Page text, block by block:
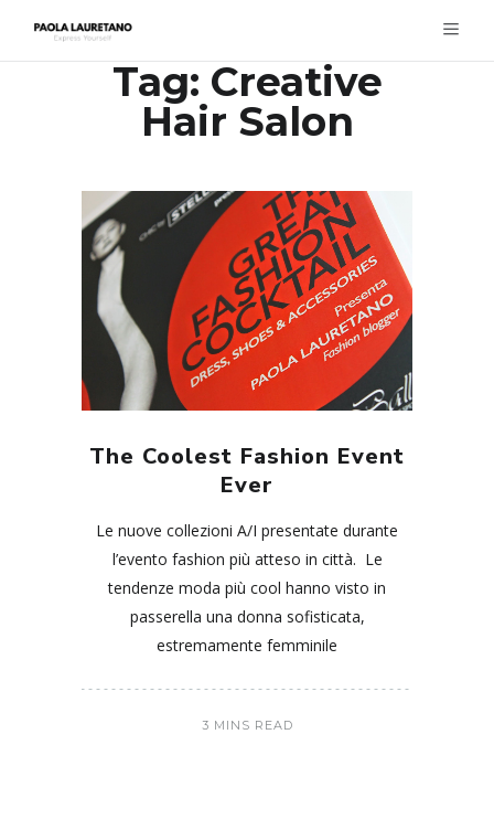
Tag: Creative
Hair Salon
The Coolest Fashion Event
Ever
Le nuove collezioni A/I presentate durante
l’evento fashion più atteso in città. Le
tendenze moda più cool hanno visto in
passerella una donna sofisticata,
estremamente femminile
3 MINS READ